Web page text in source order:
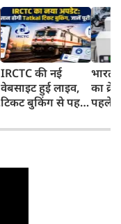
IRCTC की नई
वेबसाइट हुई लाइव,
टिकट बुकिंग से पहले
काम, जानें पूरा
भारत
का
पहले
और